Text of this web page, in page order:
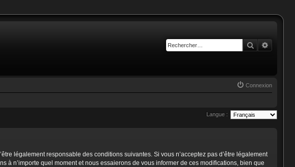
Rechercher
Connexion
Langue :
légalement responsable des conditions suivantes. Si vous n’acceptez pas d’être légalement
n’importe quel moment et nous essaierons de vous informer de ces modifications, bien que